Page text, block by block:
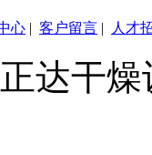
心 | 客户留言 | 人才
达干